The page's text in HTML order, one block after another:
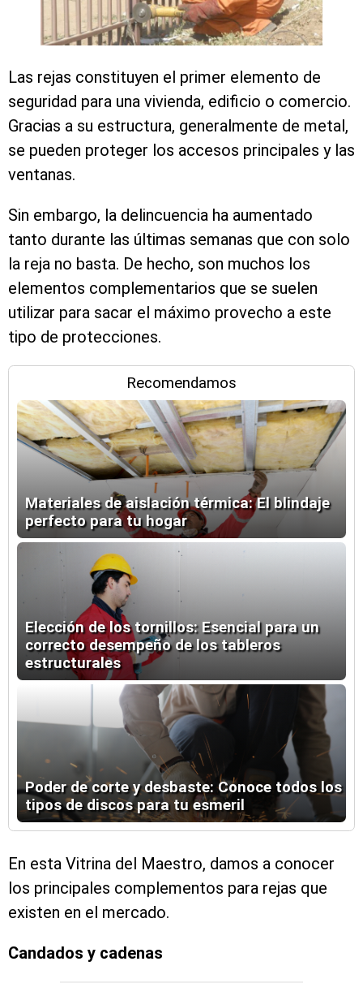
Las rejas constituyen el primer elemento de
seguridad para una vivienda, edificio o comercio.
Gracias a su estructura, generalmente de metal,
se pueden proteger los accesos principales y las
ventanas.
Sin embargo, la delincuencia ha aumentado
tanto durante las últimas semanas que con solo
la reja no basta. De hecho, son muchos los
elementos complementarios que se suelen
utilizar para sacar el máximo provecho a este
tipo de protecciones.
Recomendamos
Materiales de aislación térmica: El blindaje
perfecto para tu hogar
Elección de los tornillos: Esencial para un
correcto desempeño de los tableros
estructurales
Poder de corte y desbaste: Conoce todos los
tipos de discos para tu esmeril
En esta Vitrina del Maestro, damos a conocer
los principales complementos para rejas que
existen en el mercado.
Candados y cadenas